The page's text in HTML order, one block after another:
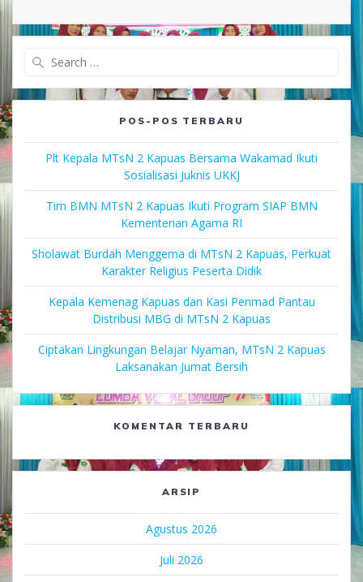
POS-POS TERBARU
Plt Kepala MTsN 2 Kapuas Bersama Wakamad Ikuti
Sosialisasi Juknis UKKJ
Tim BMN MTsN 2 Kapuas Ikuti Program SIAP BMN
Kementerian Agama RI
Sholawat Burdah Menggema di MTsN 2 Kapuas, Perkuat
Karakter Religius Peserta Didik
Kepala Kemenag Kapuas dan Kasi Penmad Pantau
Distribusi MBG di MTsN 2 Kapuas
Ciptakan Lingkungan Belajar Nyaman, MTsN 2 Kapuas
Laksanakan Jumat Bersih
KOMENTAR TERBARU
ARSIP
Agustus 2026
Juli 2026